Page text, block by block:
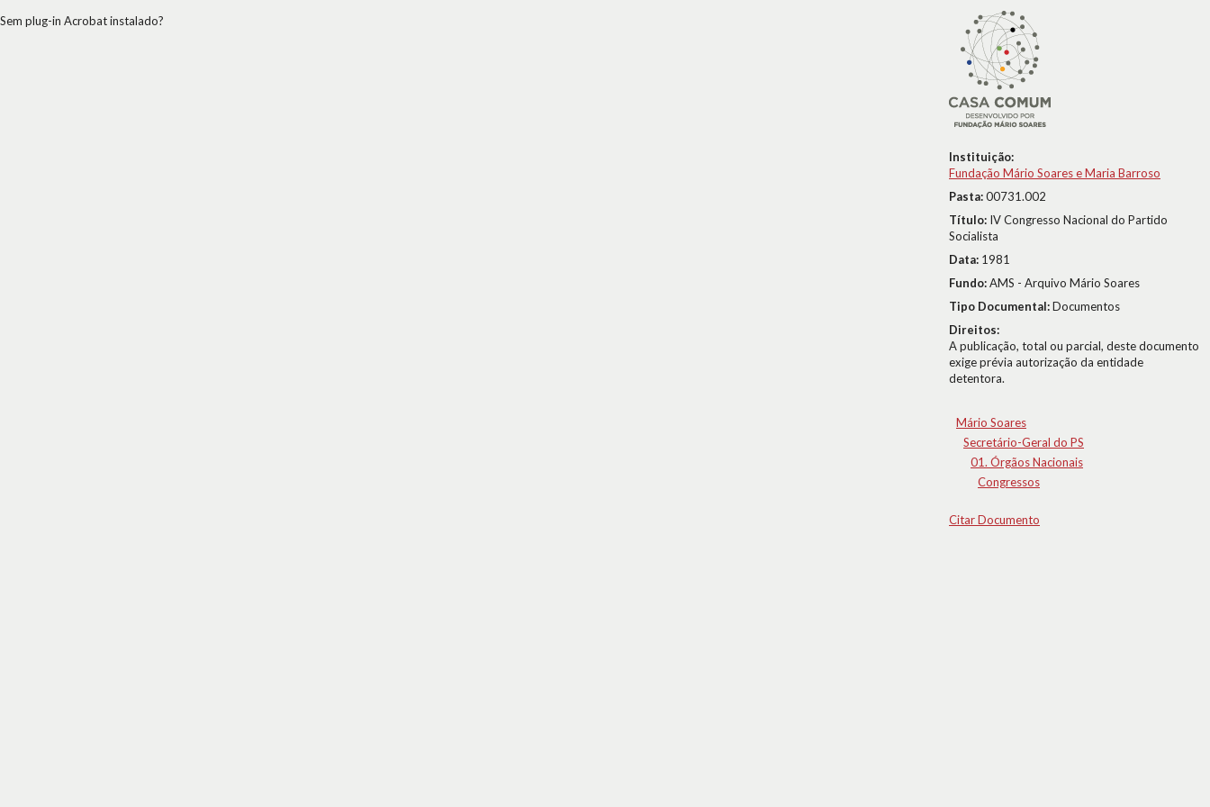
Instituição:
Fundação Mário Soares e Maria Barroso
Pasta:00731.002
Título: IV Congresso Nacional do Partido
Socialista
Data: 1981
Fundo:AMS - Arquivo Mário Soares
Tipo Documental:Documentos
Direitos:
A publicação, total ou parcial, deste documento
exige prévia autorização da entidade
detentora.
Mário Soares
Secretário-Geral do PS
01. Órgãos Nacionais
Congressos
Citar Documento
Sem plug-in Acrobat instalado?